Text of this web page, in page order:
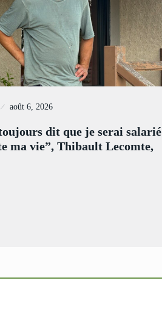
août 6, 2026
dit que je serai salarié
ma vie”, Thibault Lecomte,